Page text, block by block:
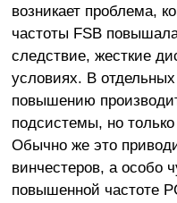
возникает проблема,
частоты FSB
следствие, жесткие
условиях. В
повышению
подсистемы, но
Обычно же это
винчестеров, а особо
повышенной частоте